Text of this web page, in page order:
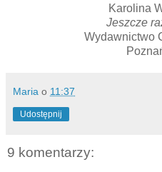
Karolina
Jeszcze
Wydawnictwo
Maria o 11:37
Udostępnij
9 komentarzy: